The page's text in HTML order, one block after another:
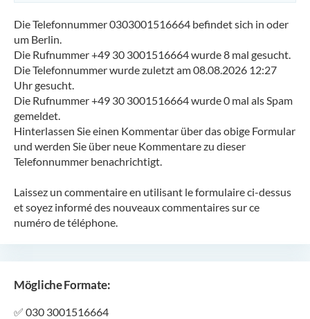
Die Telefonnummer 0303001516664 befindet sich in oder
um Berlin.
Die Rufnummer +49 30 3001516664 wurde 8 mal gesucht.
Die Telefonnummer wurde zuletzt am 08.08.2026 12:27
Uhr gesucht.
Die Rufnummer +49 30 3001516664 wurde 0 mal als Spam
gemeldet.
Hinterlassen Sie einen Kommentar über das obige Formular
und werden Sie über neue Kommentare zu dieser
Telefonnummer benachrichtigt.
Laissez un commentaire en utilisant le formulaire ci-dessus
et soyez informé des nouveaux commentaires sur ce
numéro de téléphone.
Mögliche Formate:
✅ 030 3001516664